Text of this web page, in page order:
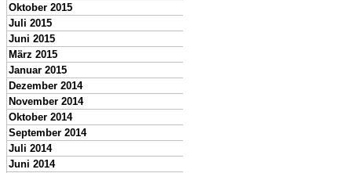
Oktober 2015
Juli 2015
Juni 2015
März 2015
Januar 2015
Dezember 2014
November 2014
Oktober 2014
September 2014
Juli 2014
Juni 2014